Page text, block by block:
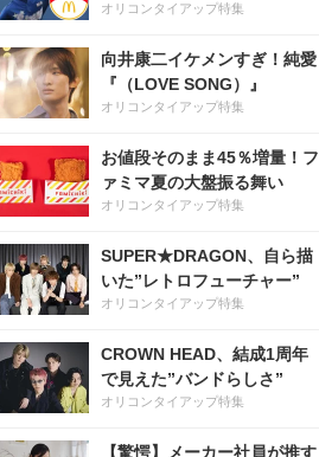
オリコンタイアップ特集
向井康二イケメンすぎ！純愛
『（LOVE SONG）』
オリコンタイアップ特集
お値段そのまま45％増量！フ
ァミマ夏の大盤振る舞い
オリコンタイアップ特集
SUPER★DRAGON、自ら描
いた”レトロフューチャー”
オリコンタイアップ特集
CROWN HEAD、結成1周年
で見えた”バンドらしさ”
オリコンタイアップ特集
【驚愕】メーカー社員が推す